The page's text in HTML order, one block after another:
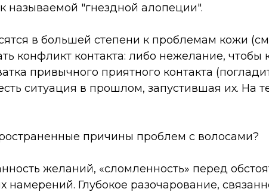
называемой "гнездной алопеции".
в большей степени к проблемам кожи
конфликт контакта: либо нежелание, чтобы
привычного приятного контакта
ситуация в прошлом, запустившая их. На
причины проблем с волосами?
желаний, «сломленность» перед
намерений. Глубокое разочарование,